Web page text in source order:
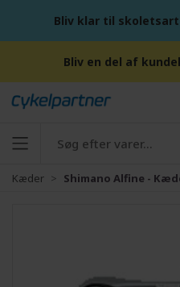
Bliv klar til skoletsart
Bliv en del af
Kæder Shimano Alfine -